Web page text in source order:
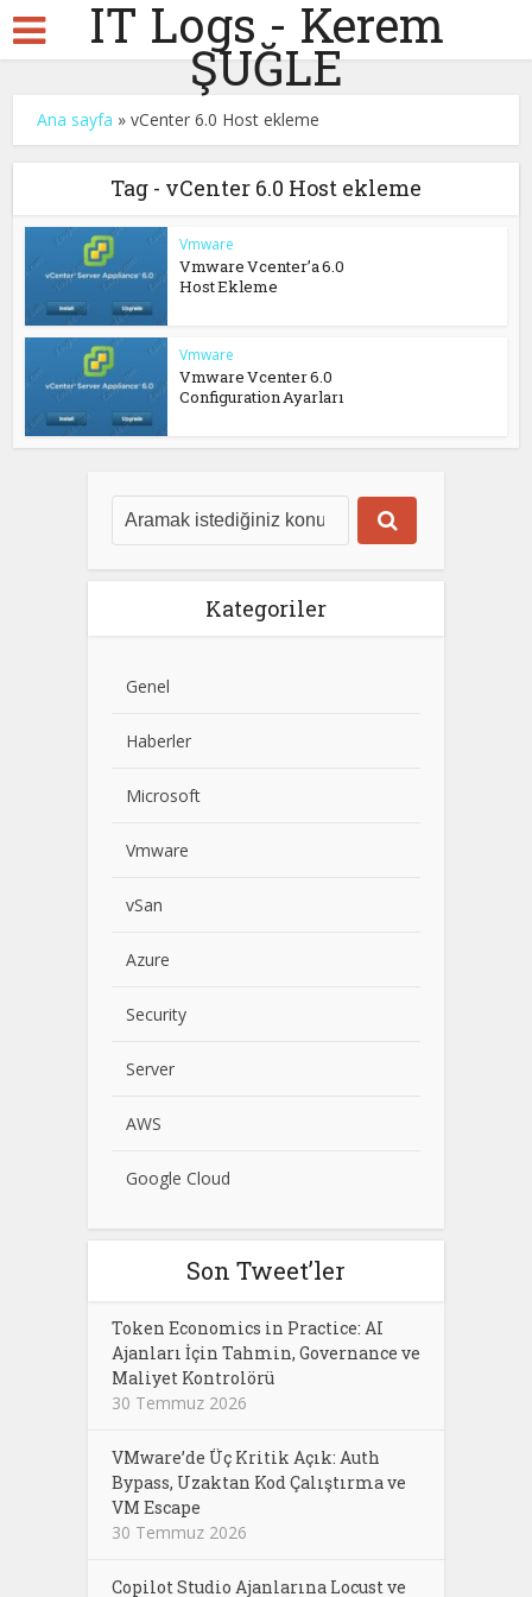
IT Logs - Kerem
ŞUĞLE
Ana sayfa »vCenter 6.0 Host ekleme
Tag - vCenter 6.0 Host ekleme
Vmware
Vmware Vcenter’a 6.0
Host Ekleme
Vmware
Vmware Vcenter 6.0
Configuration Ayarları
Kategoriler
Genel
Haberler
Microsoft
Vmware
vSan
Azure
Security
Server
AWS
Google Cloud
Son Tweet’ler
Token Economics in Practice: AI
Ajanları İçin Tahmin, Governance ve
Maliyet Kontrolörü
30 Temmuz 2026
VMware’de Üç Kritik Açık: Auth
Bypass, Uzaktan Kod Çalıştırma ve
VM Escape
30 Temmuz 2026
Copilot Studio Ajanlarına Locust ve